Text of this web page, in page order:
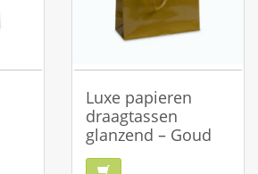
Luxe papieren
draagtassen
glanzend – Goud